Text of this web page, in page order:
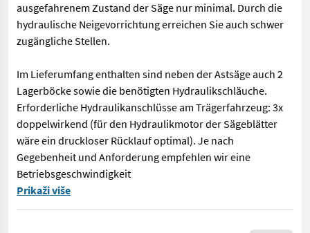
ausgefahrenem Zustand der Säge nur minimal. Durch die
hydraulische Neigevorrichtung erreichen Sie auch schwer
zugängliche Stellen.
Im Lieferumfang enthalten sind neben der Astsäge auch 2
Lagerböcke sowie die benötigten Hydraulikschläuche.
Erforderliche Hydraulikanschlüsse am Trägerfahrzeug: 3x
doppelwirkend (für den Hydraulikmotor der Sägeblätter
wäre ein druckloser Rücklauf optimal). Je nach
Gegebenheit und Anforderung empfehlen wir eine
Betriebsgeschwindigkeit
Mit der Astsäge Jansen AS-600 durchtrennen Sie in
Prikaži više